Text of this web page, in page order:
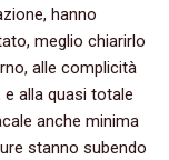
hanno
meglio chiarirlo
alle complicità
alla quasi totale
anche minima
stanno subendo